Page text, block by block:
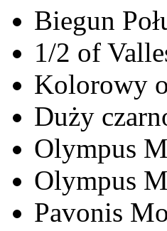
Biegun
1/2 of
Kolorowy
Duży
Olympus
Olympus
Pavonis